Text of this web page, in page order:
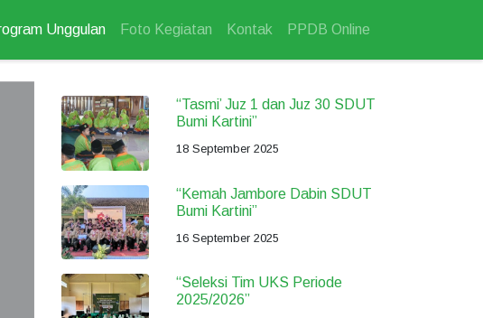
Unggulan Foto Kegiatan Kontak PPDB Online
“Tasmi’ Juz 1 dan Juz 30 SDUT
Bumi Kartini”
18 September 2025
“Kemah Jambore Dabin SDUT
Bumi Kartini”
16 September 2025
“Seleksi Tim UKS Periode
2025/2026”